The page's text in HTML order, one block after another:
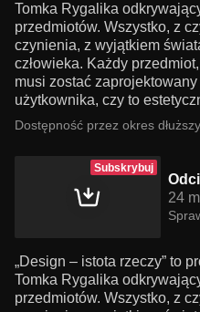
Tomka Rygalika
przedmiotów. Wszystko, z
czynienia, z wyjątkiem
człowieka. Każdy
musi zostać zaprojektowany
użytkownika, czy to
Dostępność przez okres
Subskrybuj
24
„Design – istota rzeczy” to
Tomka Rygalika
przedmiotów. Wszystko, z